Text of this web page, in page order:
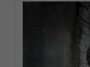
EUR 42.5 / US 9